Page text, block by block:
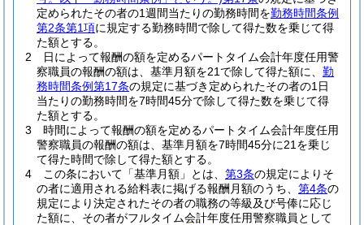
定められたその者の1週間当たりの勤務時間を勤務時間条例
第2条第1項に規定する勤務時間で除して得た数を乗じて得
た額とする。
2
日によって報酬の額を定めるパートタイム会計年度任用警
察職員の報酬の額は、基準月額を21で除して得た額に、 勤
務時間条例第17条の規定に基づき定められたその者の1日
当たりの勤務時間を7時間45分で除して得た数を乗じて得
た額とする。
3
時間によって報酬の額を定めるパートタイム会計年度任用
警察職員の報酬の額は、基準月額を7時間45分に21を乗じ
て得た時間で除して得た額とする。
4
この条において「基準月額」とは、 第3条の規定によりそ
の者に適用される給料表に掲げる報酬月額のうち、 第4条の
規定により決定されたその者の職務の等級及び号俸に応じ
た額に、その者がフルタイム会計年度任用警察職員として